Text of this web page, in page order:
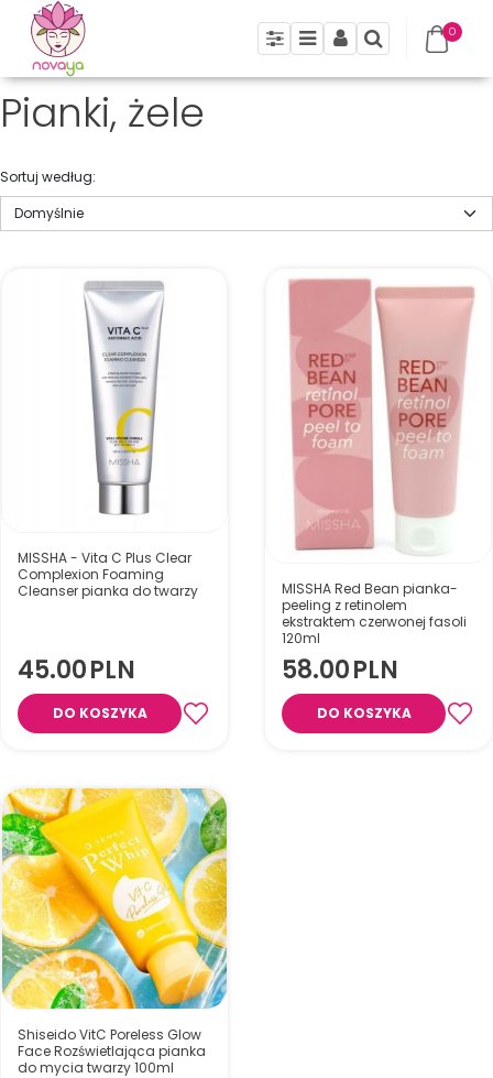
PanelMenuPanelSzukaj
0
Pianki, żele
Sortuj według:
MISSHA - Vita C Plus Clear
Complexion Foaming
Cleanser pianka do twarzy
45.00PLN
DO KOSZYKA
Oczyszczająca pianka
peelingująca z retinolem i
MISSHA Red Bean pianka-
peeling z retinolem
ekstraktem czerwonej fasoli
120ml
58.00PLN
DO KOSZYKA
Shiseido VitC Poreless Glow
Face Rozświetlająca pianka
do mycia twarzy 100ml